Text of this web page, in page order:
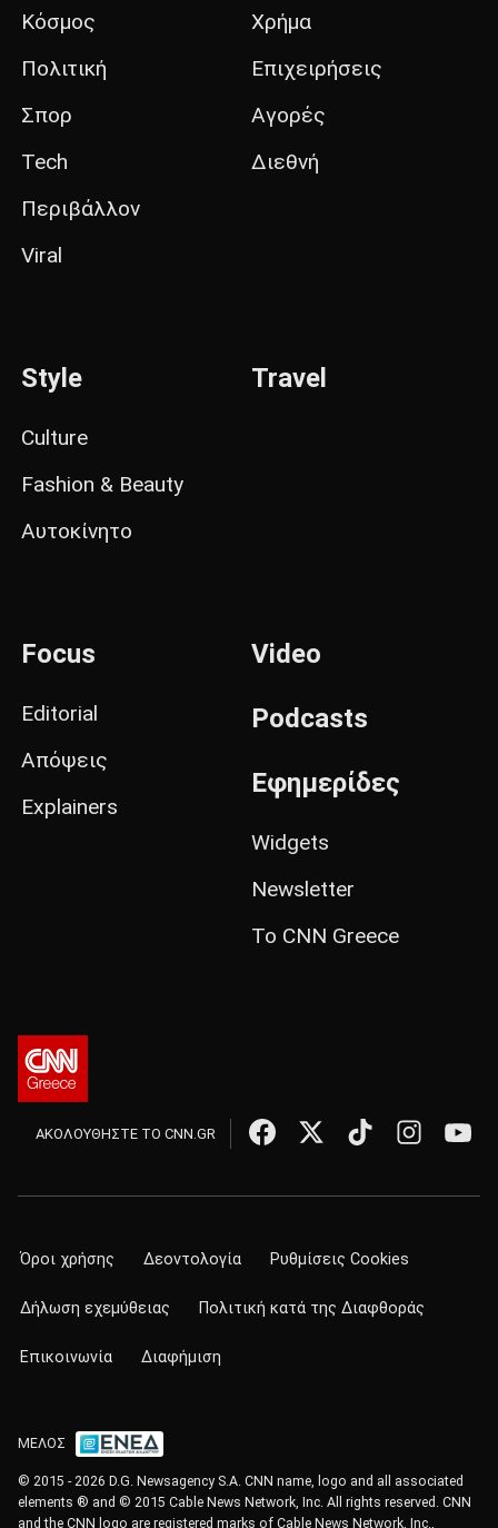
Κόσμος
Πολιτική
Σπορ
Tech
Περιβάλλον
Viral
Χρήμα
Επιχειρήσεις
Αγορές
Διεθνή
Style
Culture
Fashion & Beauty
Αυτοκίνητο
Travel
Focus
Editorial
Απόψεις
Explainers
Video
Podcasts
Εφημερίδες
Widgets
Newsletter
Το CNN Greece
ΑΚΟΛΟΥΘΗΣΤΕ ΤΟ CNN.GR
Όροι χρήσης Δεοντολογία Ρυθμίσεις Cookies
Δήλωση εχεμύθειας Πολιτική κατά της Διαφθοράς
Επικοινωνία Διαφήμιση
ΜΕΛΟΣ
© 2015 - 2026 D.G. Newsagency S.A. CNN name, logo and all associated
elements ® and © 2015 Cable News Network, Inc. All rights reserved. CNN
and the CNN logo are registered marks of Cable News Network, Inc.,